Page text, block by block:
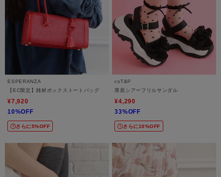
ESPERANZA
【EC限定】雑材ボックストートバッグ
¥7,920
10%OFF
さらに5%OFF
csT&P
厚底シアーフリルサンダル
¥4,290
33%OFF
さらに10%OFF